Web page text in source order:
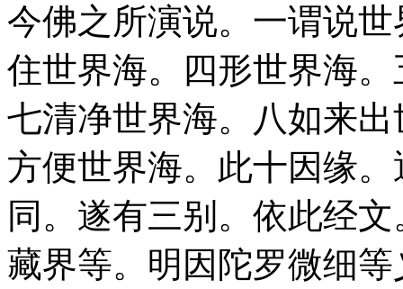
今佛之所演说。一谓说
住世界海。四形世界海
七清净世界海。八如来
方便世界海。此十因缘
同。遂有三别。依此经
藏界等。明因陀罗微细